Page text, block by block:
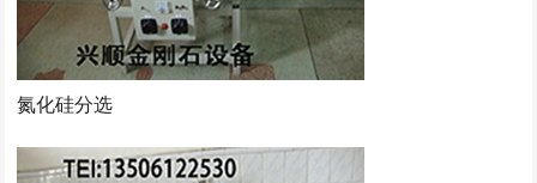
氮化硅分选